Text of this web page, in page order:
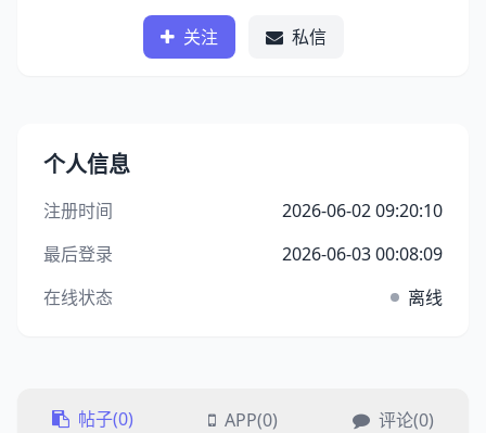
关注 私信
个人信息
注册时间
2026-06-02 09:20:10
最后登录
2026-06-03 00:08:09
在线状态
离线
帖子(0) APP(0) 评论(0)